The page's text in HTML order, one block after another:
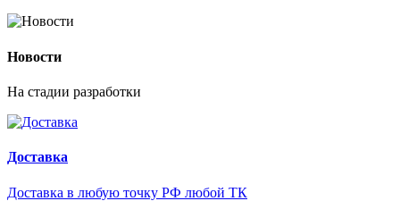
Новости
На стадии разработки
Доставка
Доставка в любую точку РФ любой ТК